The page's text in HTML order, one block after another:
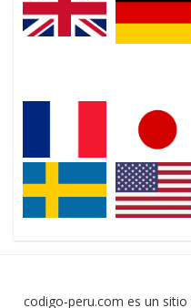
codigo-peru.com es un